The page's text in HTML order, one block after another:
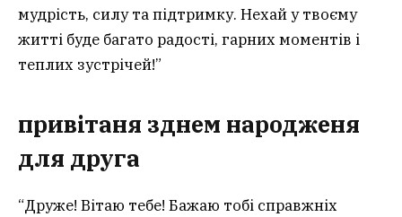
мудрість, силу та підтримку. Нехай у твоєму
житті буде багато радості, гарних моментів і
теплих зустрічей!”
привітаня зднем народженя
для друга
“Друже! Вітаю тебе! Бажаю тобі справжніх